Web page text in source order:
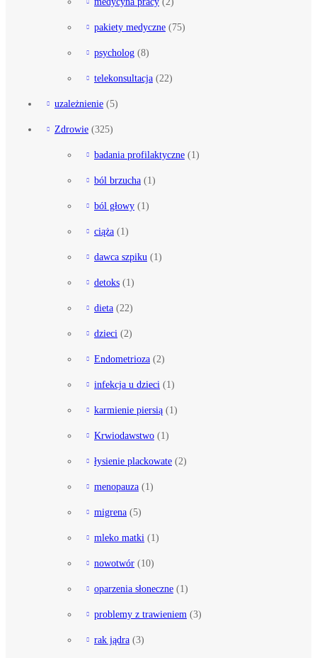
pakiety medyczne (75)
psycholog (8)
telekonsultacja (22)
uzależnienie (5)
Zdrowie (325)
badania profilaktyczne (1)
ból brzucha (1)
ból głowy (1)
ciąża (1)
dawca szpiku (1)
detoks (1)
dieta (22)
dzieci (2)
Endometrioza (2)
infekcja u dzieci (1)
karmienie piersią (1)
Krwiodawstwo (1)
łysienie plackowate (2)
menopauza (1)
migrena (5)
mleko matki (1)
nowotwór (10)
oparzenia słoneczne (1)
problemy z trawieniem (3)
rak jądra (3)